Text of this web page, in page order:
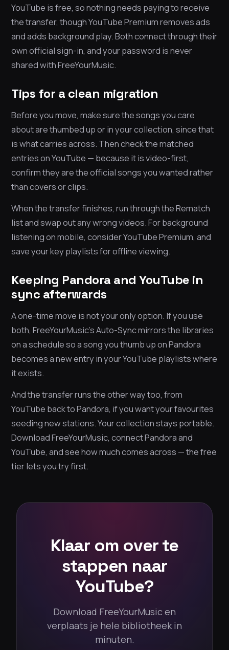
YouTube is free, so nothing needs paying to receive
the transfer, though YouTube Premium removes ads
and adds background play. Both connect through their
own official sign-in, and your password is never
shared with FreeYourMusic.
Tips for a clean migration
Before you move, make sure the songs you care
about are thumbed up or in your collection, since that
is what carries across. Then check the matched
entries on YouTube — because it is video-first,
confirm they are the official songs you wanted rather
than covers or clips.
When the transfer finishes, run through the Rematch
list and swap out any wrong videos. For background
listening on mobile, consider YouTube Premium, and
save your key playlists for offline viewing.
Keeping Pandora and YouTube in
sync afterwards
A one-time move is not your only option. If you use
both, FreeYourMusic’s Auto-Sync mirrors the libraries
on a schedule so a song you thumb up on Pandora
becomes a new entry in your YouTube playlists where
it exists.
And the transfer runs the other way too, from
YouTube back to Pandora, if you want your favourites
seeding new stations. Your collection stays portable.
Download FreeYourMusic, connect Pandora and
YouTube, and see how much comes across — the free
tier lets you try first.
Klaar om over te
stappen naar
YouTube?
Download FreeYourMusic en
verplaats je hele bibliotheek in
minuten.